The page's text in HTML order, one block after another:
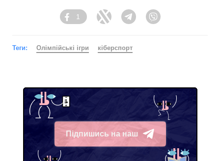
Facebook
1
Twitter TelegramViber
Теги: Олімпійські ігри кіберспорт
Підпишись на наш
Telegram